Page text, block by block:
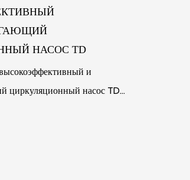
НАСОС TD
и
циркуляционный насос TD